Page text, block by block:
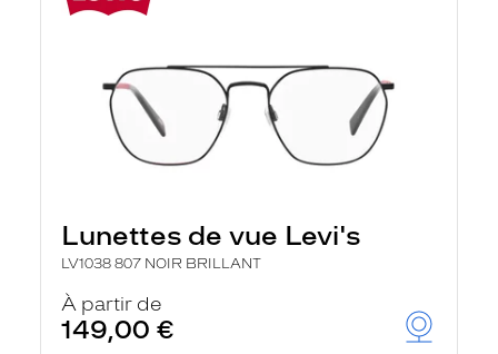
Lunettes de vue Levi's
LV1038 807 NOIR BRILLANT
À partir de
149,00 €